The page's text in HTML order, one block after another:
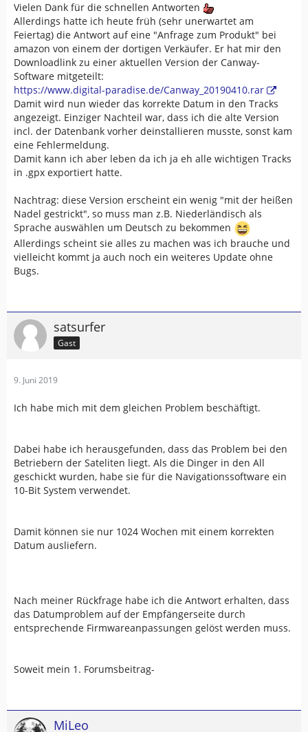
Vielen Dank für die schnellen Antworten
Allerdings hatte ich heute früh (sehr unerwartet am
Feiertag) die Antwort auf eine "Anfrage zum Produkt" bei
amazon von einem der dortigen Verkäufer. Er hat mir den
Downloadlink zu einer aktuellen Version der Canway-
Software mitgeteilt:
https://www.digital-paradise.de/Canway_20190410.rar
Damit wird nun wieder das korrekte Datum in den Tracks
angezeigt. Einziger Nachteil war, dass ich die alte Version
incl. der Datenbank vorher deinstallieren musste, sonst kam
eine Fehlermeldung.
Damit kann ich aber leben da ich ja eh alle wichtigen Tracks
in .gpx exportiert hatte.
Nachtrag: diese Version erscheint ein wenig "mit der heißen
Nadel gestrickt", so muss man z.B. Niederländisch als
Sprache auswählen um Deutsch zu bekommen
Allerdings scheint sie alles zu machen was ich brauche und
vielleicht kommt ja auch noch ein weiteres Update ohne
Bugs.
satsurfer
Gast
9. Juni 2019
Ich habe mich mit dem gleichen Problem beschäftigt.
Dabei habe ich herausgefunden, dass das Problem bei den
Betriebern der Sateliten liegt. Als die Dinger in den All
geschickt wurden, habe sie für die Navigationssoftware ein
10-Bit System verwendet.
Damit können sie nur 1024 Wochen mit einem korrekten
Datum ausliefern.
Nach meiner Rückfrage habe ich die Antwort erhalten, dass
das Datumproblem auf der Empfängerseite durch
entsprechende Firmwareanpassungen gelöst werden muss.
Soweit mein 1. Forumsbeitrag-
MiLeo